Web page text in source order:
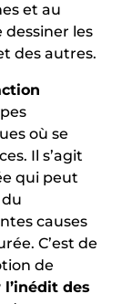
et au
les
des autres.
où se
Il s’agit
qui peut
causes
C’est de
de
l’inédit des